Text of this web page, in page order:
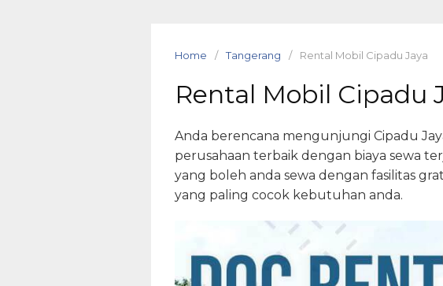
Home Tangerang Rental Mobil Cipadu Jaya
Rental Mobil Cipadu
Anda berencana mengunjungi Cipadu
perusahaan terbaik dengan biaya sewa
yang boleh anda sewa dengan fasilitas
yang paling cocok kebutuhan anda.